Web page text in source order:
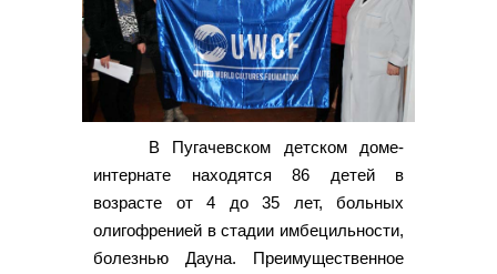
В Пугачевском детском доме-
интернате находятся 86 детей в
возрасте от 4 до 35 лет, больных
олигофренией в стадии имбецильности,
болезнью Дауна. Преимущественное